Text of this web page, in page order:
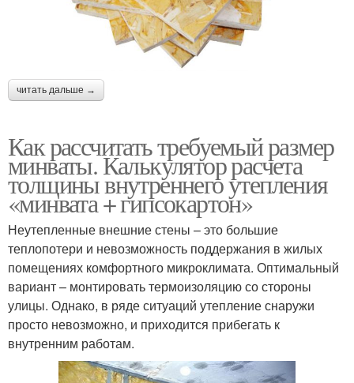
читать дальше →
Как рассчитать требуемый размер
минваты. Калькулятор расчета
толщины внутреннего утепления
«минвата + гипсокартон»
Неутепленные внешние стены – это большие
теплопотери и невозможность поддержания в жилых
помещениях комфортного микроклимата. Оптимальный
вариант – монтировать термоизоляцию со стороны
улицы. Однако, в ряде ситуаций утепление снаружи
просто невозможно, и приходится прибегать к
внутренним работам.